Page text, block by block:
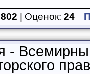
802 | Оценок: 24
-